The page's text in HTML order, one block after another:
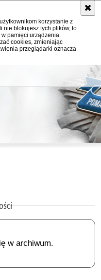
korzystanie z
nie blokujesz tych plików, to
pamięci urządzenia.
cookies, zmieniając
przeglądarki oznacza
w archiwum.